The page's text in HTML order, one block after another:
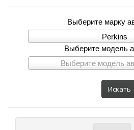
Выберите марку
Perkins
марку
автомобиля:
Выберите модель
Выберите модель
Выберите
модель
Искать